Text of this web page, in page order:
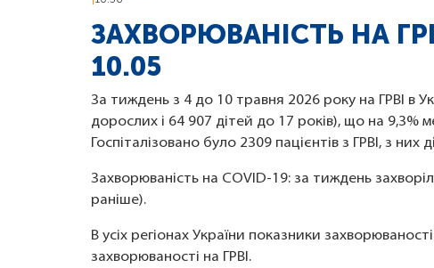
ЗАХВОРЮВАНІСТЬ НА
10.05
За тиждень з 4 до 10 травня 2026 року на ГРВІ в
дорослих і 64 907 дітей до 17 років), що на 9,3%
Госпіталізовано було 2309 пацієнтів з ГРВІ, з них
Захворюваність на COVID-19: за тиждень
раніше).
В усіх регіонах України показники
захворюваності на ГРВІ.